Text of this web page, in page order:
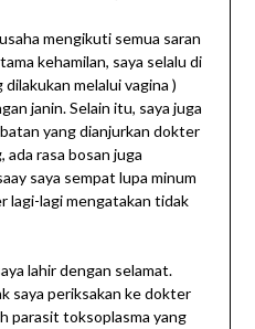
mengikuti semua saran
kehamilan, saya selalu di
melalui vagina )
janin. Selain itu, saya juga
yang dianjurkan dokter
ada rasa bosan juga
saya sempat lupa minum
lagi-lagi mengatakan tidak
lahir dengan selamat.
saya periksakan ke dokter
parasit toksoplasma yang